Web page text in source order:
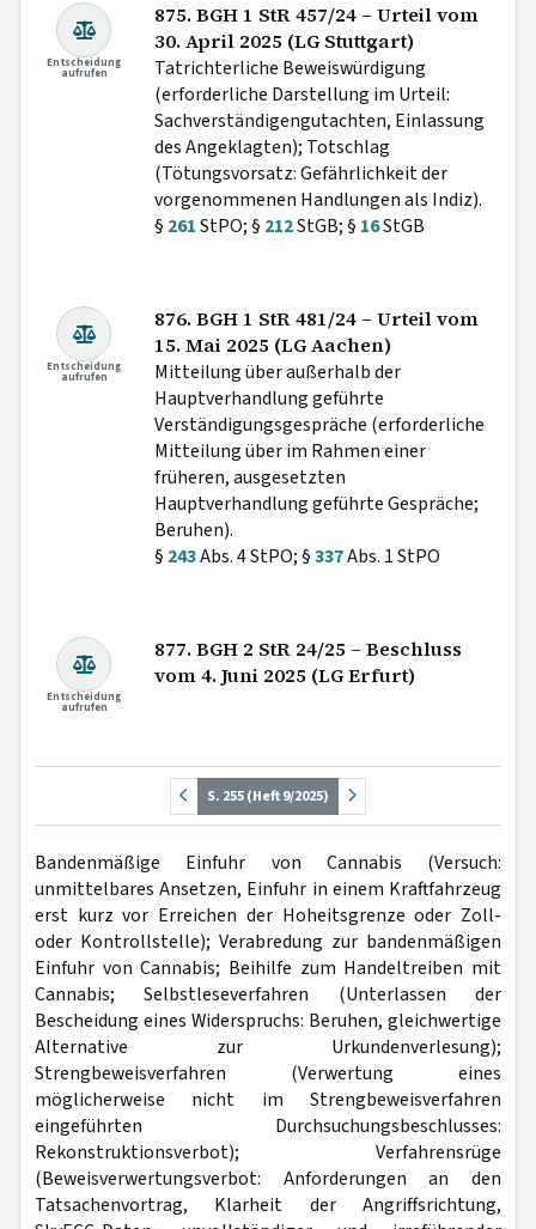
Entscheidung
aufrufen
875. BGH 1 StR 457/24 – Urteil vom
30. April 2025 (LG Stuttgart)
Tatrichterliche Beweiswürdigung
(erforderliche Darstellung im Urteil:
Sachverständigengutachten, Einlassung
des Angeklagten); Totschlag
(Tötungsvorsatz: Gefährlichkeit der
vorgenommenen Handlungen als Indiz).
§ 261StPO; § 212StGB; § 16StGB
Entscheidung
aufrufen
876. BGH 1 StR 481/24 – Urteil vom
15. Mai 2025 (LG Aachen)
Mitteilung über außerhalb der
Hauptverhandlung geführte
Verständigungsgespräche (erforderliche
Mitteilung über im Rahmen einer
früheren, ausgesetzten
Hauptverhandlung geführte Gespräche;
Beruhen).
§ 243Abs. 4 StPO; §337Abs. 1 StPO
Entscheidung
aufrufen
877. BGH 2 StR 24/25 – Beschluss
vom 4. Juni 2025 (LG Erfurt)
S. 255 (Heft 9/2025)
Bandenmäßige Einfuhr von Cannabis (Versuch:
unmittelbares Ansetzen, Einfuhr in einem Kraftfahrzeug
erst kurz vor Erreichen der Hoheitsgrenze oder Zoll-
oder Kontrollstelle); Verabredung zur bandenmäßigen
Einfuhr von Cannabis; Beihilfe zum Handeltreiben mit
Cannabis; Selbstleseverfahren (Unterlassen der
Bescheidung eines Widerspruchs: Beruhen, gleichwertige
Alternative zur Urkundenverlesung);
Strengbeweisverfahren (Verwertung eines
möglicherweise nicht im Strengbeweisverfahren
eingeführten Durchsuchungsbeschlusses:
Rekonstruktionsverbot); Verfahrensrüge
(Beweisverwertungsverbot: Anforderungen an den
Tatsachenvortrag, Klarheit der Angriffsrichtung,